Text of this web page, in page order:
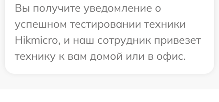
Вы получите уведомление о
успешном тестировании техники
Hikmicro, и наш сотрудник привезет
технику к вам домой или в офис.